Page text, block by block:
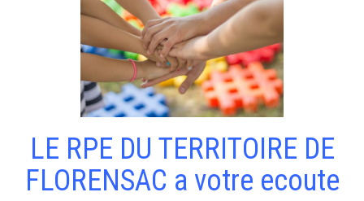
LE RPE DU TERRITOIRE DE
FLORENSAC a votre ecoute